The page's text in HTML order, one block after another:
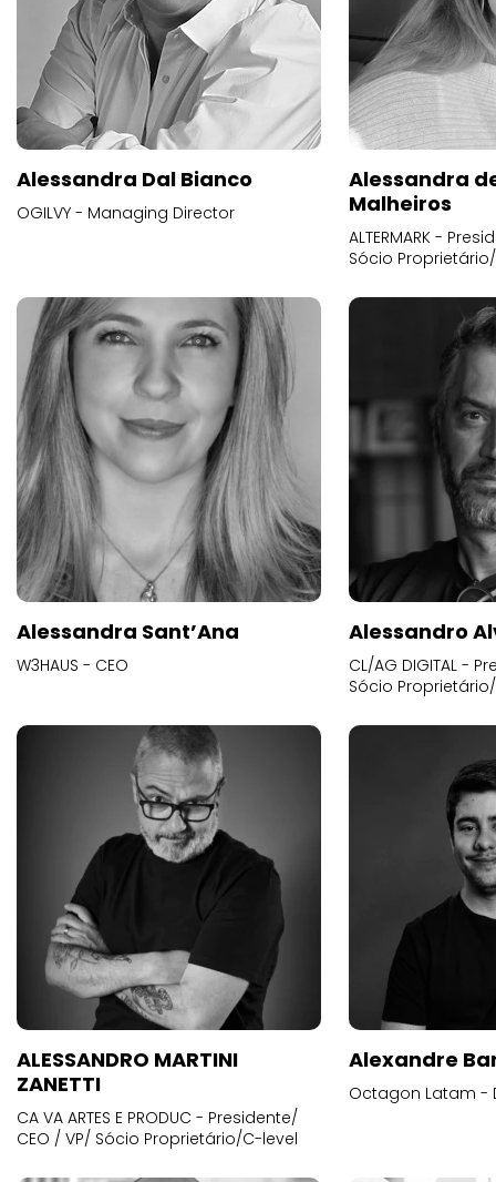
Alessandra Dal Bianco
OGILVY - Managing Director
Alessandra
Malheiros
ALTERMARK -
Sócio
Alessandra Sant’Ana
W3HAUS - CEO
Alessandro
CL/AG DIGITAL -
Sócio
ALESSANDRO MARTINI
ZANETTI
CA VA ARTES E PRODUC - Presidente/
CEO / VP/ Sócio Proprietário/C-level
Alexandre
Octagon Latam -